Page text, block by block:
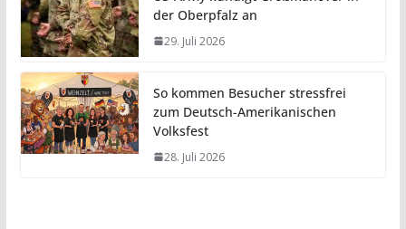
der Oberpfalz an
29. Juli 2026
So kommen Besucher stressfrei
zum Deutsch-Amerikanischen
Volksfest
28. Juli 2026